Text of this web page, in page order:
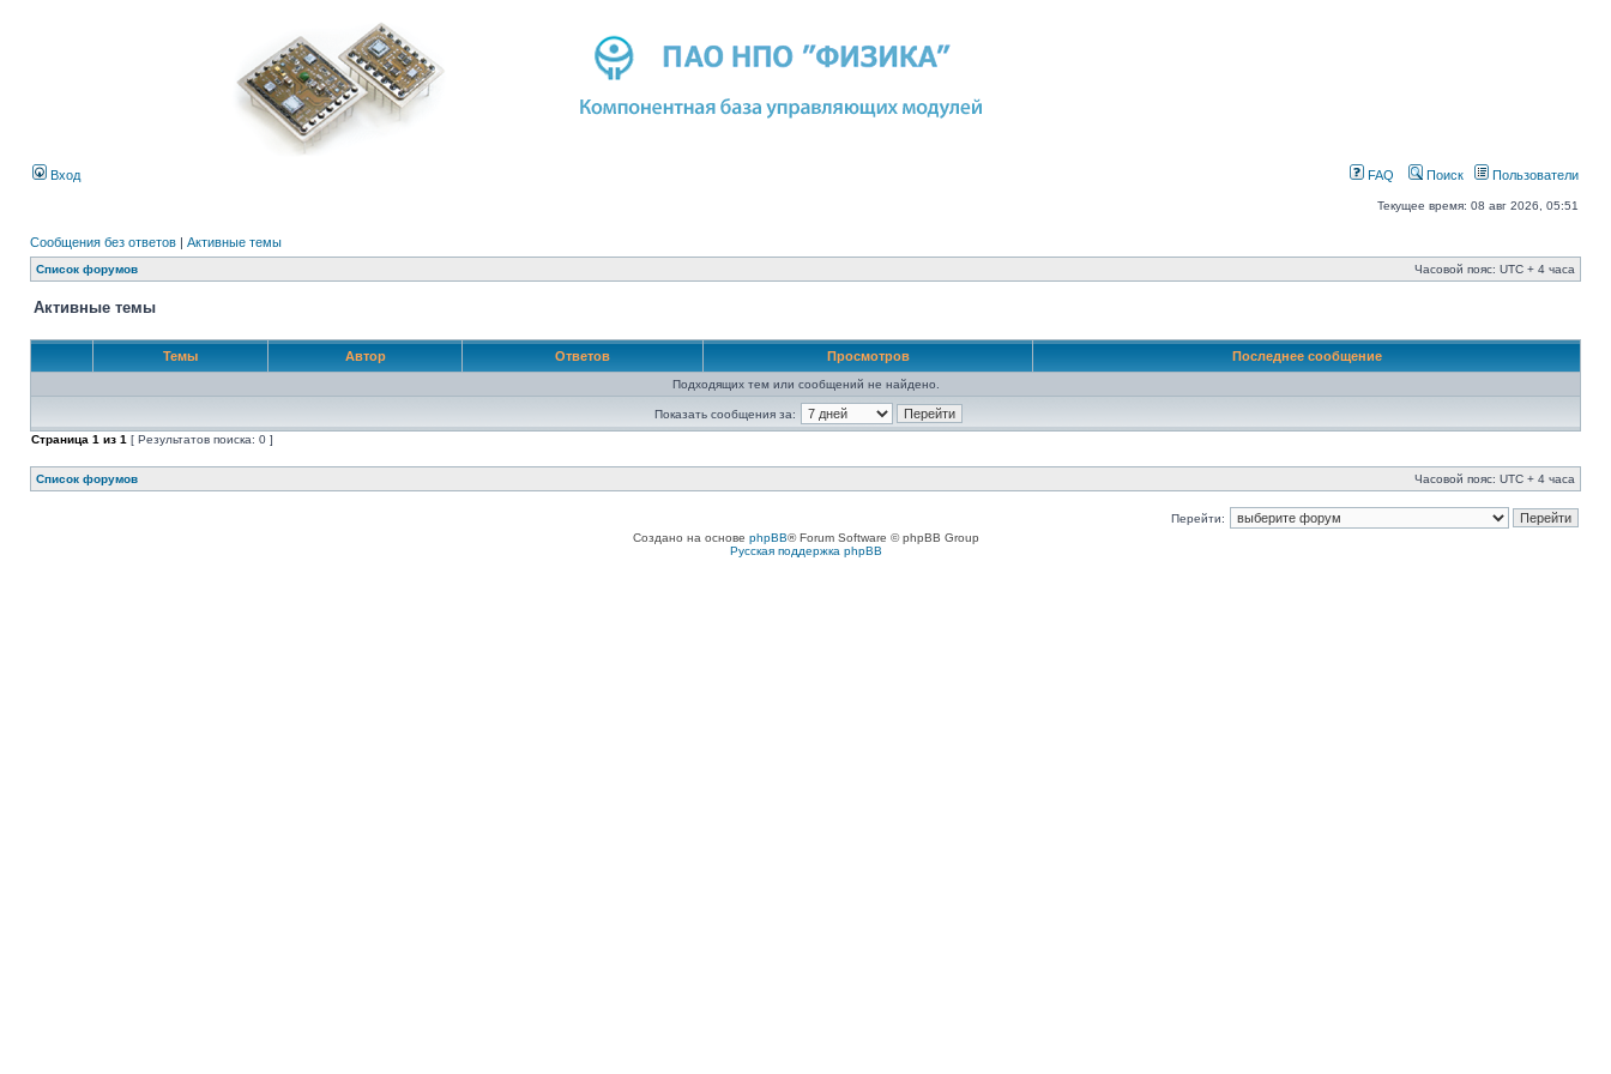
Вход FAQ Поиск Пользователи
Текущее время: 08 авг 2026, 05:51
Сообщения без ответов | Активные темы
Список форумов Часовой пояс: UTC + 4 часа
Активные темы
Темы Автор Ответов Просмотров Последнее сообщение
Подходящих тем или сообщений не найдено.
Показать сообщения за:
Страница 1 из 1 [ Результатов поиска: 0 ]
Список форумов Часовой пояс: UTC + 4 часа
Перейти:
Создано на основе phpBB® Forum Software © phpBB Group
Русская поддержка phpBB